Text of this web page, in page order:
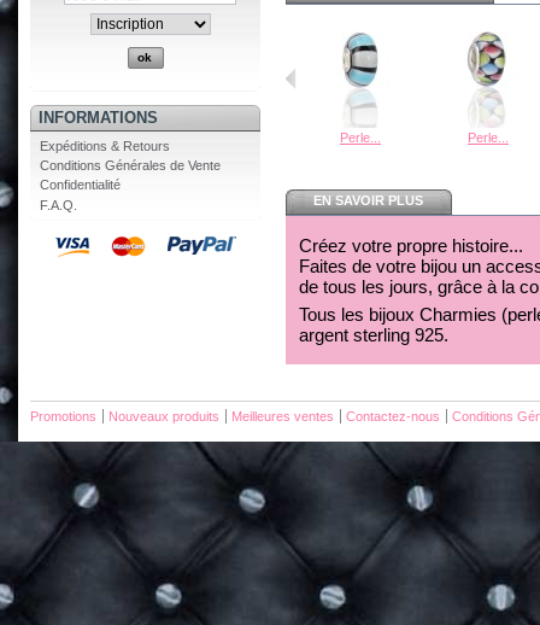
INFORMATIONS
Expéditions & Retours
Conditions Générales de Vente
Confidentialité
F.A.Q.
Perle... Perle...
EN SAVOIR PLUS
Créez votre propre histoire...
Faites de votre bijou un
de tous les jours, grâce à la
Tous les bijoux Charmies
argent sterling 925.
Promotions Nouveaux produits Meilleures ventes Contactez-nous Conditions